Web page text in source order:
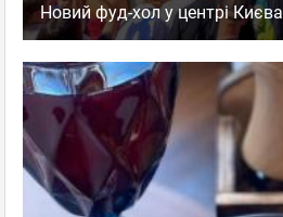
Новий фуд-хол у центрі Києва